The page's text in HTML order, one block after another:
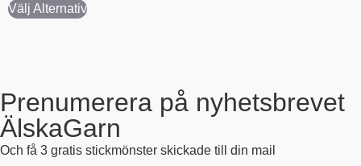
Välj Alternativ
Prenumerera på nyhetsbrevet
ÄlskaGarn
Och få 3 gratis stickmönster skickade till din mail